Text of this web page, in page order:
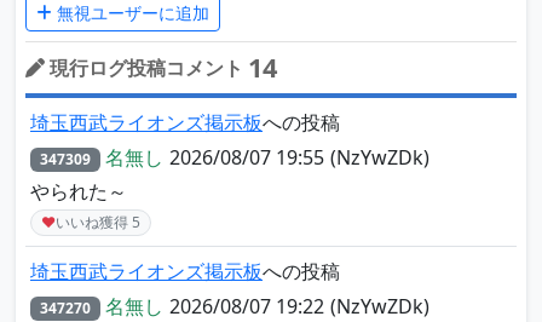
無視ユーザーに追加
現行ログ投稿コメント 14
埼玉西武ライオンズ掲示板への投稿
347309 名無し 2026/08/07 19:55 (NzYwZDk)
やられた～
♥いいね獲得 5
埼玉西武ライオンズ掲示板への投稿
347270 名無し 2026/08/07 19:22 (NzYwZDk)